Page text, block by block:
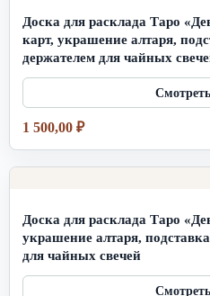
Доска для расклада Таро
карт, украшение алтаря,
держателем для чайных
1 500,00 ₽
Доска для расклада Таро
украшение алтаря,
для чайных свечей